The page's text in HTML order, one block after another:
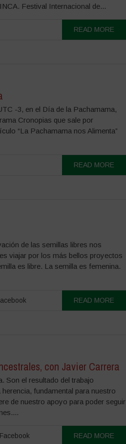
Festival Internacional de...
READ MORE
-3, en el Día de la Pachamama,
Cronopias que sale por
“La Pachamama nos Alimenta”
READ MORE
de las semillas libres nos
viajar por los más bellos proyectos
es libre. La semilla es femenina.
READ MORE
con Javier Carrera
Son el resultado del trabajo
fundamental para nuestro
de nuestro apoyo para poder seguir
Facebook READ MORE